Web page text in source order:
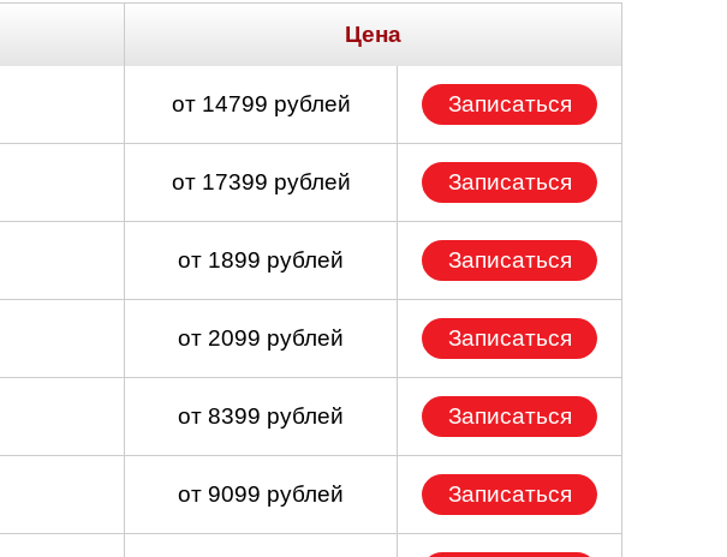
Цена
от 14799 рублей Записаться
от 17399 рублей Записаться
от 1899 рублей Записаться
от 2099 рублей Записаться
от 8399 рублей Записаться
от 9099 рублей Записаться